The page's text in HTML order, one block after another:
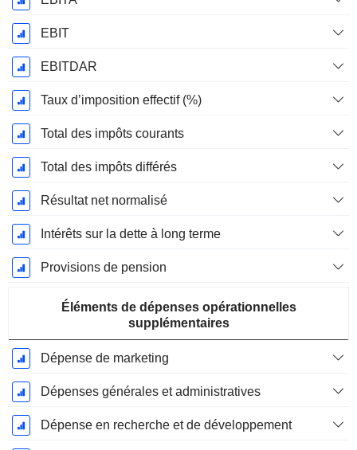
EBIT
EBITDAR
Taux d’imposition effectif (%)
Total des impôts courants
Total des impôts différés
Résultat net normalisé
Intérêts sur la dette à long terme
Provisions de pension
Éléments de dépenses opérationnelles
supplémentaires
Dépense de marketing
Dépenses générales et administratives
Dépense en recherche et de développement